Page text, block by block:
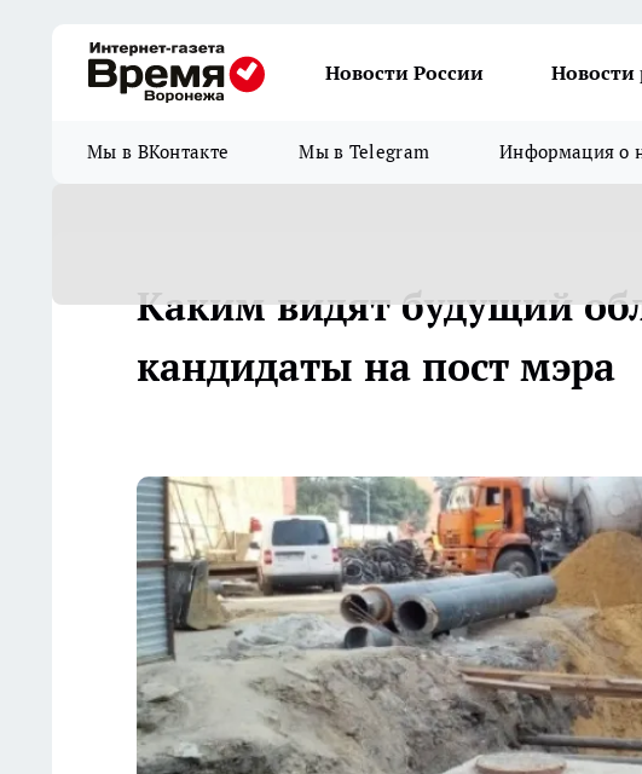
Новости России Новости
Мы в ВКонтакте Мы в Telegram Информация о
Каким видят будущий
кандидаты на пост мэра